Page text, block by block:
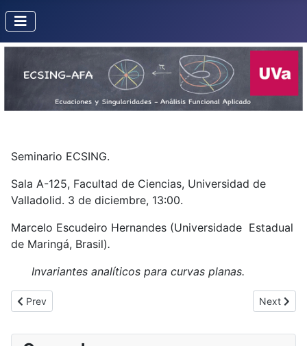
Seminario ECSING.
Sala A-125, Facultad de Ciencias, Universidad de
Valladolid. 3 de diciembre, 13:00.
Marcelo Escudeiro Hernandes (Universidade Estadual
de Maringá, Brasil).
Invariantes analíticos para curvas planas.
Previous article: Seminario de Maria Elenice Rodrigues
Prev Next
Next